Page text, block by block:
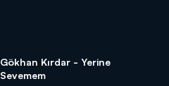
Gökhan Kırdar - Yerine
Sevemem